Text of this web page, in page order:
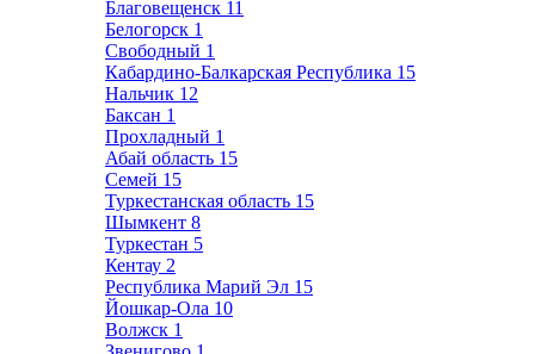
Благовещенск 11
Белогорск 1
Свободный 1
Кабардино-Балкарская Республика 15
Нальчик 12
Баксан 1
Прохладный 1
Абай область 15
Семей 15
Туркестанская область 15
Шымкент 8
Туркестан 5
Кентау 2
Республика Марий Эл 15
Йошкар-Ола 10
Волжск 1